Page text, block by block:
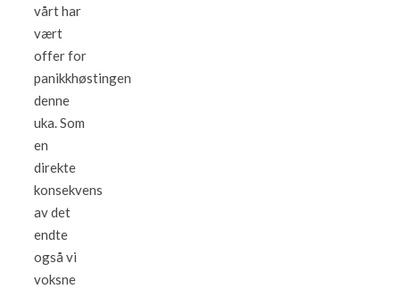
vårt har
vært
offer for
panikkhøstingen
denne
uka. Som
en
direkte
konsekvens
av det
endte
også vi
voksne